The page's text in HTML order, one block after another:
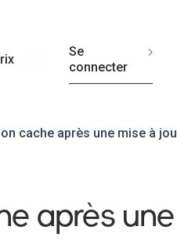
Se
connecter
cache après une mise à
après une